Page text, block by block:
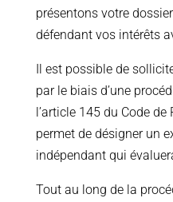
présentons votre
défendant vos intérêts
Il est possible de
par le biais d’une
l’article 145 du Code
permet de désigner un
indépendant qui
Tout au long de la